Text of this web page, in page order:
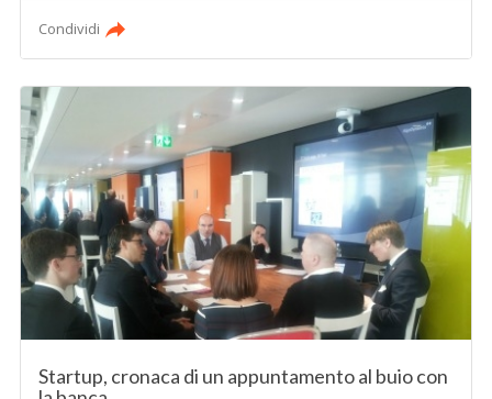
Condividi
Startup, cronaca di un appuntamento al buio con